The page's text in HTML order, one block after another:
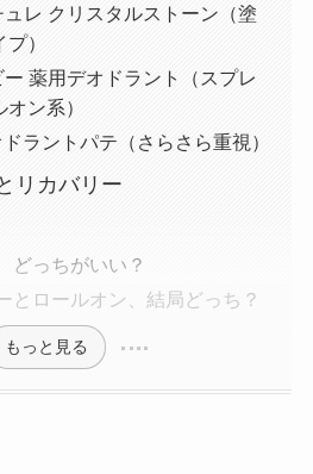
レ クリスタルストーン（塗
）
薬用デオドラント（スプレ
ン系）
ラントパテ（さらさら重視）
リカバリー
どっちがいい？
とロールオン、結局どっち？
もっと見る